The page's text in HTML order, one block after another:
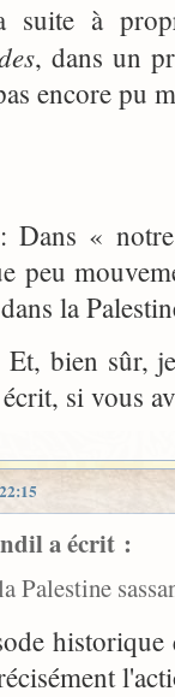
suite à
, dans un
encore pu
Dans «
peu
la
Et, bien sûr,
si vous
a écrit :
Palestine